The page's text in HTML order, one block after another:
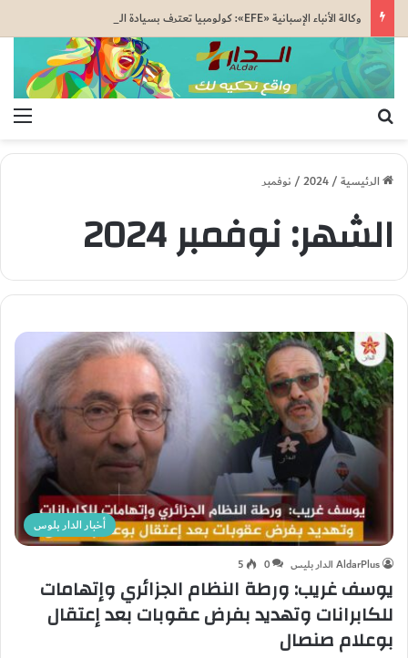
الرئيسية/
2024
/نوفمبر
الشهر:نوفمبر 2024
أخبار الدار بلوس
AldarPlus الدار بليس 0
5
يوسف غريب: ورطة النظام الجزائري وإتهامات
للكابرانات وتهديد بفرض عقوبات بعد إعتقال
بوعلام صنصال